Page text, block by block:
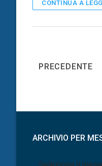
CONTINUA A
PRECEDENTE
ARCHIVIO PER
Archivio